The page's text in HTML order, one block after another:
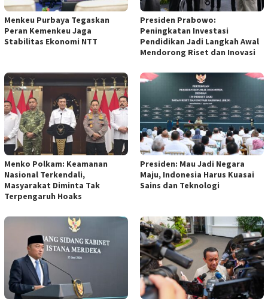
Menkeu Purbaya Tegaskan
Peran Kemenkeu Jaga
Stabilitas Ekonomi NTT
Presiden Prabowo:
Peningkatan Investasi
Pendidikan Jadi Langkah Awal
Mendorong Riset dan Inovasi
Menko Polkam: Keamanan
Nasional Terkendali,
Masyarakat Diminta Tak
Terpengaruh Hoaks
Presiden: Mau Jadi Negara
Maju, Indonesia Harus Kuasai
Sains dan Teknologi